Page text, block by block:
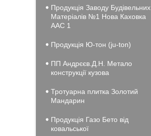
Продукція Заводу Будівельних
Матеріалів №1 Нова Каховка
ААС 1
Продукція Ю-тон (ju-ton)
ПП Андрєєв.Д.Н. Метало
конструкції кузова
Тротуарна плитка Золотий
Мандарин
Продукція Газо Бето від
ковальської